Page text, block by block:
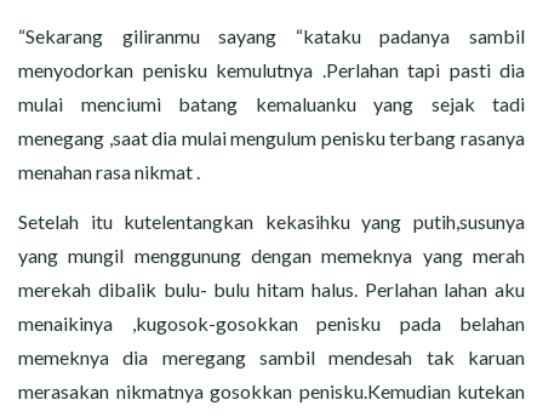
“Sekarang giliranmu sayang “kataku padanya sambil
menyodorkan penisku kemulutnya .Perlahan tapi pasti dia
mulai menciumi batang kemaluanku yang sejak tadi
menegang ,saat dia mulai mengulum penisku terbang rasanya
menahan rasa nikmat .
Setelah itu kutelentangkan kekasihku yang putih,susunya
yang mungil menggunung dengan memeknya yang merah
merekah dibalik bulu- bulu hitam halus. Perlahan lahan aku
menaikinya ,kugosok-gosokkan penisku pada belahan
memeknya dia meregang sambil mendesah tak karuan
merasakan nikmatnya gosokkan penisku.Kemudian kutekan